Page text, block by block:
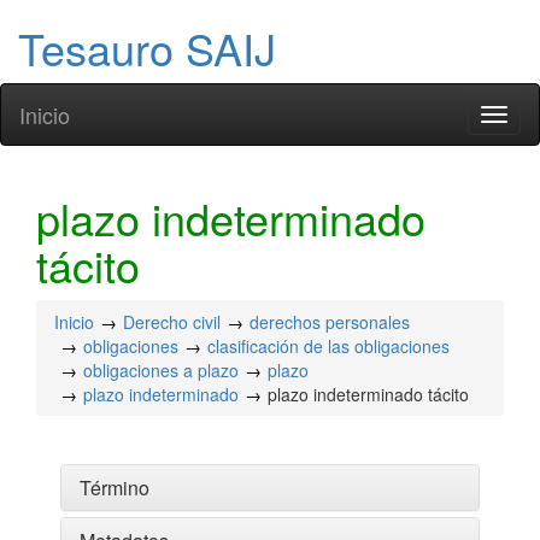
Tesauro SAIJ
Inicio
plazo indeterminado
tácito
Inicio Derecho civil
derechos personales
obligaciones
clasificación de las obligaciones
obligaciones a plazo
plazo
plazo indeterminado
plazo indeterminado tácito
Término